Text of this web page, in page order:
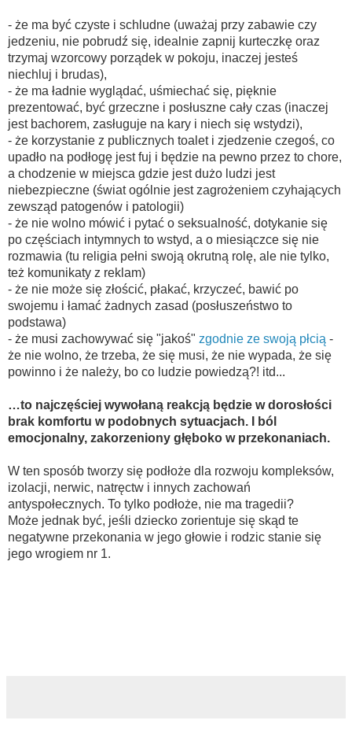
- że ma być czyste i schludne (uważaj przy zabawie czy
jedzeniu, nie pobrudź się, idealnie zapnij kurteczkę oraz
trzymaj wzorcowy porządek w pokoju, inaczej jesteś
niechluj i brudas),
- że ma ładnie wyglądać, uśmiechać się, pięknie
prezentować, być grzeczne i posłuszne cały czas (inaczej
jest bachorem, zasługuje na kary i niech się wstydzi),
- że korzystanie z publicznych toalet i zjedzenie czegoś, co
upadło na podłogę jest fuj i będzie na pewno przez to chore,
a chodzenie w miejsca gdzie jest dużo ludzi jest
niebezpieczne (świat ogólnie jest zagrożeniem czyhających
zewsząd patogenów i patologii)
- że nie wolno mówić i pytać o seksualność, dotykanie się
po częściach intymnych to wstyd, a o miesiączce się nie
rozmawia (tu religia pełni swoją okrutną rolę, ale nie tylko,
też komunikaty z reklam)
- że nie może się złościć, płakać, krzyczeć, bawić po
swojemu i łamać żadnych zasad (posłuszeństwo to
podstawa)
- że musi zachowywać się "jakoś" zgodnie ze swoją płcią -
że nie wolno, że trzeba, że się musi, że nie wypada, że się
powinno i że należy, bo co ludzie powiedzą?! itd...
…to najczęściej wywołaną reakcją będzie w dorosłości
brak komfortu w podobnych sytuacjach. I ból
emocjonalny, zakorzeniony głęboko w przekonaniach.
W ten sposób tworzy się podłoże dla rozwoju kompleksów,
izolacji, nerwic, natręctw i innych zachowań
antyspołecznych. To tylko podłoże, nie ma tragedii?
Może jednak być, jeśli dziecko zorientuje się skąd te
negatywne przekonania w jego głowie i rodzic stanie się
jego wrogiem nr 1.